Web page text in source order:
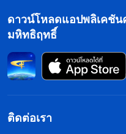
เห็น และเจ้าวางท่าอย่า
ปกปิดความชั่วของเจ้า แ
ทรงปรากฏและพระราชกิจ
ดาวน์โหลดแอปพลิเคชัน
มหิทธิฤทธิ์
ติดต่อเรา